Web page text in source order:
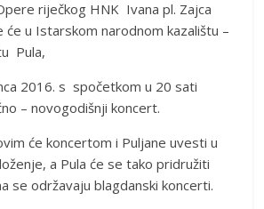
riječkog HNK Ivana pl. Zajca
će u Istarskom narodnom kazalištu –
Pula,
2016. s spočetkom u 20 sati
– novogodišnji koncert.
će koncertom i Puljane uvesti u
a Pula će se tako pridružiti
se održavaju blagdanski koncerti.